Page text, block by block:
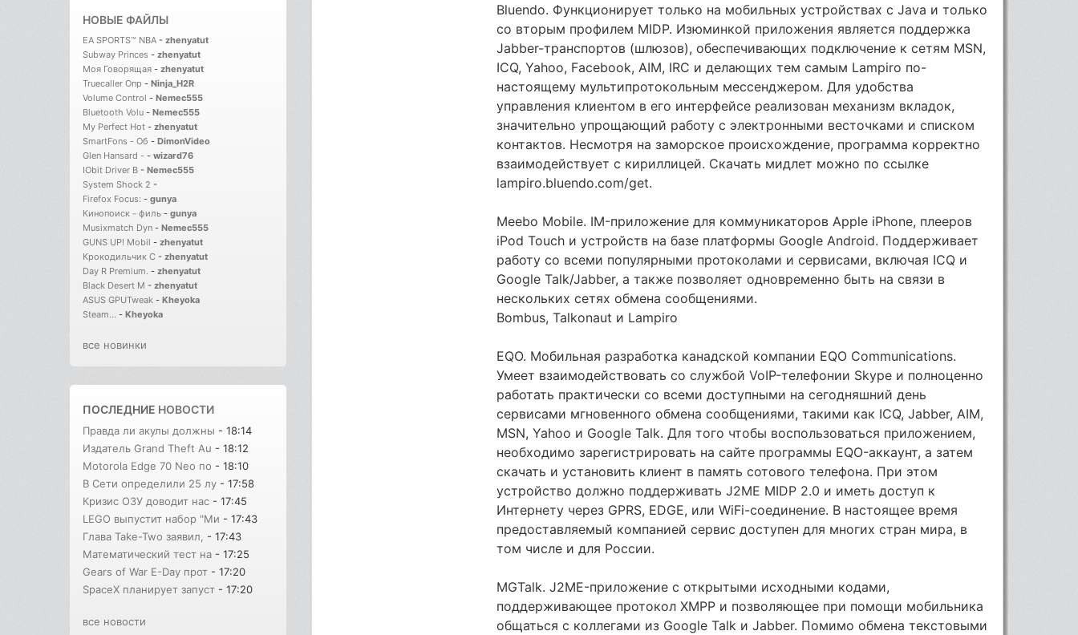
НОВЫЕ ФАЙЛЫ
EA SPORTS™ NBA - zhenyatut
Subway Princes - zhenyatut
Моя Говорящая - zhenyatut
Truecaller Опр - Ninja_H2R
Volume Control - Nemec555
Bluetooth Volu - Nemec555
My Perfect Hot - zhenyatut
SmartFons - Об - DimonVideo
Glen Hansard - - wizard76
IObit Driver B - Nemec555
System Shock 2 -
Firefox Focus: - gunya
Кинопоиск－филь - gunya
Musixmatch Dyn - Nemec555
GUNS UP! Mobil - zhenyatut
Крокодильчик С - zhenyatut
Day R Premium. - zhenyatut
Black Desert M - zhenyatut
ASUS GPUTweak - Kheyoka
Steam... - Kheyoka
все новинки
ПОСЛЕДНИЕ НОВОСТИ
Правда ли акулы должны - 18:14
Издатель Grand Theft Au - 18:12
Motorola Edge 70 Neo по - 18:10
В Сети определили 25 лу - 17:58
Кризис ОЗУ доводит нас - 17:45
LEGO выпустит набор "Ми - 17:43
Глава Take-Two заявил, - 17:43
Математический тест на - 17:25
Gears of War E-Day прот - 17:20
SpaceX планирует запуст - 17:20
все новости
Bluendo. Функционирует только на мобильных устройствах с Java и только
со вторым профилем MIDP. Изюминкой приложения является поддержка
Jabber-транспортов (шлюзов), обеспечивающих подключение к сетям MSN,
ICQ, Yahoo, Facebook, AIM, IRC и делающих тем самым Lampiro по-
настоящему мультипротокольным мессенджером. Для удобства
управления клиентом в его интерфейсе реализован механизм вкладок,
значительно упрощающий работу с электронными весточками и списком
контактов. Несмотря на заморское происхождение, программа корректно
взаимодействует с кириллицей. Скачать мидлет можно по ссылке
lampiro.bluendo.com/get.
Meebo Mobile. IM-приложение для коммуникаторов Apple iPhone, плееров
iPod Touch и устройств на базе платформы Google Android. Поддерживает
работу со всеми популярными протоколами и сервисами, включая ICQ и
Google Talk/Jabber, а также позволяет одновременно быть на связи в
нескольких сетях обмена сообщениями.
Bombus, Talkonaut и Lampiro
EQO. Мобильная разработка канадской компании EQO Communications.
Умеет взаимодействовать со службой VoIP-телефонии Skype и полноценно
работать практически со всеми доступными на сегодняшний день
сервисами мгновенного обмена сообщениями, такими как ICQ, Jabber, AIM,
MSN, Yahoo и Google Talk. Для того чтобы воспользоваться приложением,
необходимо зарегистрировать на сайте программы EQO-аккаунт, а затем
скачать и установить клиент в память сотового телефона. При этом
устройство должно поддерживать J2ME MIDP 2.0 и иметь доступ к
Интернету через GPRS, EDGE, или WiFi-соединение. В настоящее время
предоставляемый компанией сервис доступен для многих стран мира, в
том числе и для России.
MGTalk. J2ME-приложение с открытыми исходными кодами,
поддерживающее протокол XMPP и позволяющее при помощи мобильника
общаться с коллегами из Google Talk и Jabber. Помимо обмена текстовыми